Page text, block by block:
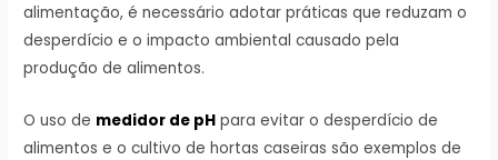
alimentação, é necessário adotar práticas que reduzam o
desperdício e o impacto ambiental causado pela
produção de alimentos.
O uso de medidor de pH para evitar o desperdício de
alimentos e o cultivo de hortas caseiras são exemplos de